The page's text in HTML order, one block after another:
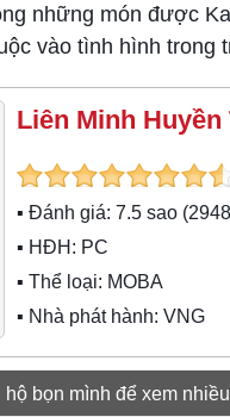
những món được
vào tình hình
Liên Minh Huyền
▪ Đánh giá: 7.5 sao (2948
▪ HĐH: PC
▪ Thể loại: MOBA
▪ Nhà phát hành: VNG
hộ bọn mình để xem